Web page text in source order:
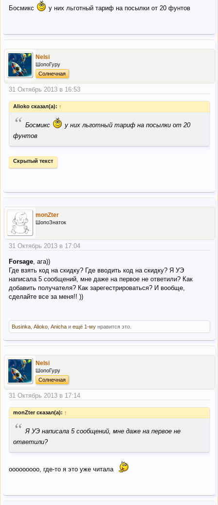
Босмикс у них льготный тариф на посылки от 20 фунтов
Nelsi
ШопоГуру
Солнечная
31 Октябрь 2013 в 16:53
Alioko сказал(а): ↑
“ Босмикс
у них льготный тариф на посылки от 20
фунтов
Скрытый текст
monZter
ШопоЗнаток
31 Октябрь 2013 в 17:04
Forsage, ага))
Где взять код на скидку? Где вводить код на скидку? Я УЭ
написала 5 сообщений, мне даже на первое не ответили? Как
добавить получателя? Как зарегестрироваться? И вообще,
сделайте все за меня!! ))
Businka Alioko Anicha и ещё 1-му нравится это.
Nelsi
ШопоГуру
Солнечная
31 Октябрь 2013 в 17:14
monZter сказал(а): ↑
“ Я УЭ написала 5 сообщений, мне даже на первое не
ответили?
ооооооооо, где-то я это уже читала